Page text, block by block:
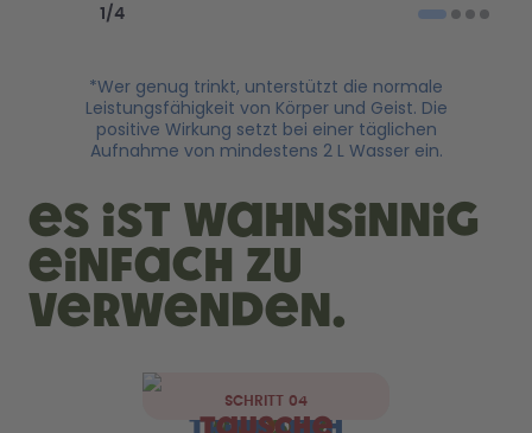
1 /4
*Wer genug trinkt, unterstützt die normale
Leistungsfähigkeit von Körper und Geist. Die
positive Wirkung setzt bei einer täglichen
Aufnahme von mindestens 2 L Wasser ein.
es ist wahnsinnig
einfach zu
verwenden.
SCHRITT 01
SCHRITT 02
SCHRITT 03
SCHRITT 04